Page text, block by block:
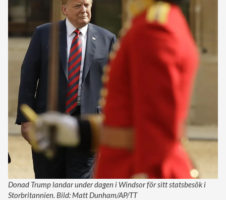
Donad Trump landar under dagen i Windsor för sitt statsbesök i
Storbritannien. Bild: Matt Dunham/AP/TT